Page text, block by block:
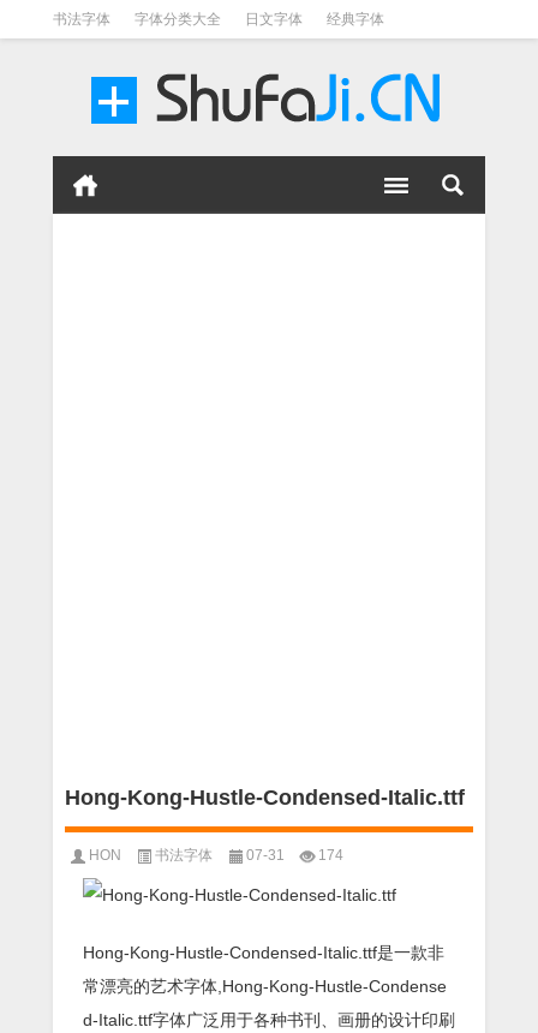
书法字体 字体分类大全 日文字体 经典字体
Hong-Kong-Hustle-Condensed-Italic.ttf
HON 书法字体 07-31 174
Hong-Kong-Hustle-Condensed-Italic.ttf是一款非
常漂亮的艺术字体,Hong-Kong-Hustle-Condense
d-Italic.ttf字体广泛用于各种书刊、画册的设计印刷